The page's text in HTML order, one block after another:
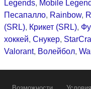
Legends, Mobile
Песапалло, Rainbow,
(SRL), Крикет (SRL),
хоккей, Снукер,
Valorant, Волейбол,